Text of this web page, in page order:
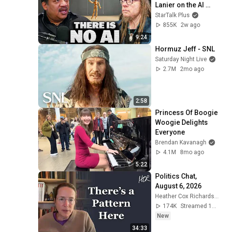
9:24
Lanier on the AI
Illusion
StarTalk Plus
855K
2w ago
2:58
Hormuz Jeff - SNL
Saturday Night Live
2.7M
2mo ago
5:22
Princess Of Boogie
Woogie Delights
Everyone
Brendan Kavanagh
4.1M
8mo ago
34:33
Politics Chat,
August 6, 2026
174K
New